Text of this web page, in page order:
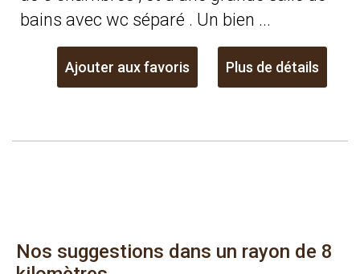
bains avec wc séparé . Un bien ...
Ajouter aux favoris Plus de détails
Nos suggestions dans un rayon de 8